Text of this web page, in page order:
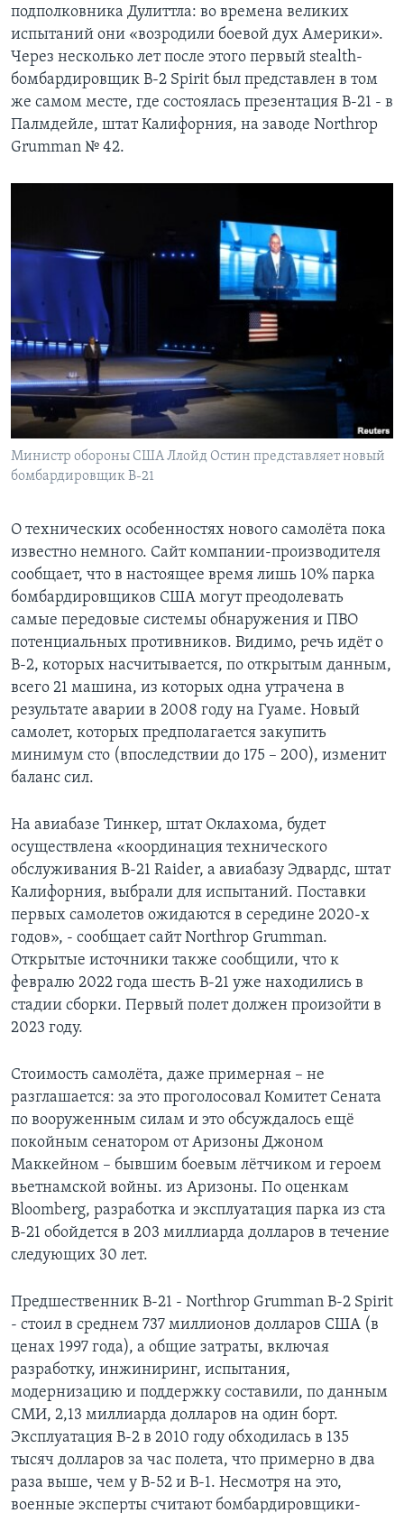
подполковника Дулиттла: во времена великих
испытаний они «возродили боевой дух Америки».
Через несколько лет после этого первый stealth-
бомбардировщик B-2 Spirit был представлен в том
же самом месте, где состоялась презентация B-21 - в
Палмдейле, штат Калифорния, на заводе Northrop
Grumman № 42.
Министр обороны США Ллойд Остин представляет новый
бомбардировщик B-21
О технических особенностях нового самолёта пока
известно немного. Сайт компании-производителя
сообщает, что в настоящее время лишь 10% парка
бомбардировщиков США могут преодолевать
самые передовые системы обнаружения и ПВО
потенциальных противников. Видимо, речь идёт о
B-2, которых насчитывается, по открытым данным,
всего 21 машина, из которых одна утрачена в
результате аварии в 2008 году на Гуаме. Новый
самолет, которых предполагается закупить
минимум сто (впоследствии до 175 – 200), изменит
баланс сил.
На авиабазе Тинкер, штат Оклахома, будет
осуществлена «координация технического
обслуживания B-21 Raider, а авиабазу Эдвардс, штат
Калифорния, выбрали для испытаний. Поставки
первых самолетов ожидаются в середине 2020-х
годов», - сообщает сайт Northrop Grumman.
Открытые источники также сообщили, что к
февралю 2022 года шесть B-21 уже находились в
стадии сборки. Первый полет должен произойти в
2023 году.
Стоимость самолёта, даже примерная – не
разглашается: за это проголосовал Комитет Сената
по вооруженным силам и это обсуждалось ещё
покойным сенатором от Аризоны Джоном
Маккейном – бывшим боевым лётчиком и героем
вьетнамской войны. из Аризоны. По оценкам
Bloomberg, разработка и эксплуатация парка из ста
B-21 обойдется в 203 миллиарда долларов в течение
следующих 30 лет.
Предшественник B-21 - Northrop Grumman B-2 Spirit
- стоил в среднем 737 миллионов долларов США (в
ценах 1997 года), а общие затраты, включая
разработку, инжиниринг, испытания,
модернизацию и поддержку составили, по данным
СМИ, 2,13 миллиарда долларов на один борт.
Эксплуатация B-2 в 2010 году обходилась в 135
тысяч долларов за час полета, что примерно в два
раза выше, чем у B-52 и B-1. Несмотря на это,
военные эксперты считают бомбардировщики-